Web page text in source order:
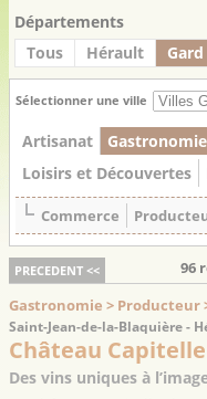
Départements
Tous
Hérault Gard
Sélectionner une ville
Artisanat Gastronomie
Loisirs et Découvertes
Commerce
PRECEDENT << 96
Gastronomie > Producteur
Saint-Jean-de-la-Blaquière -
Château
Des vins uniques à